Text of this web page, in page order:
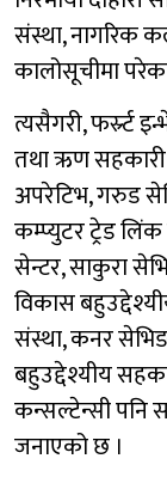
संस्था, नागरिक
कालोसूचीमा
त्यसैगरी, फर्स्र्ट
तथा ऋण
अपरेटिभ, गरुड
कम्प्युटर ट्रेड
सेन्टर, साकुरा
विकास
संस्था, कनर
बहुउद्देश्यीय
कन्सल्टेन्सी पनि
जनाएको छ ।